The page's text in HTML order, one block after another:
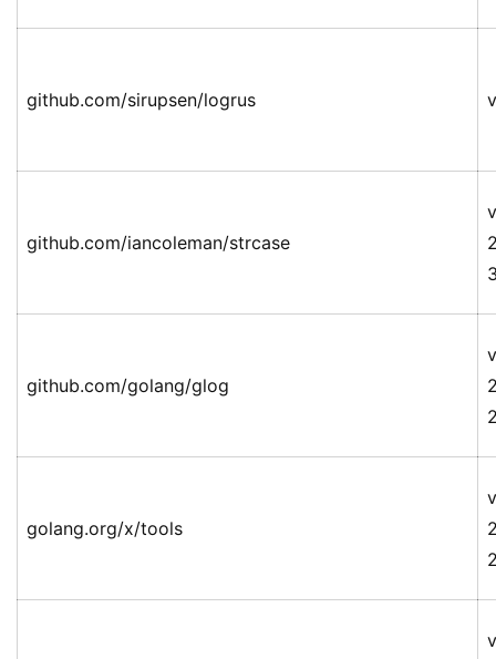
github.com/sirupsen/logrus
github.com/iancoleman/strcase
github.com/golang/glog
golang.org/x/tools